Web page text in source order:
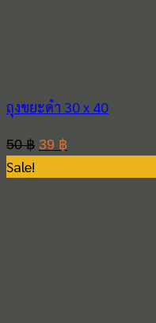
ถุงขยะดำ 30 x 40
50฿ Original
39 ฿Current
Sale!